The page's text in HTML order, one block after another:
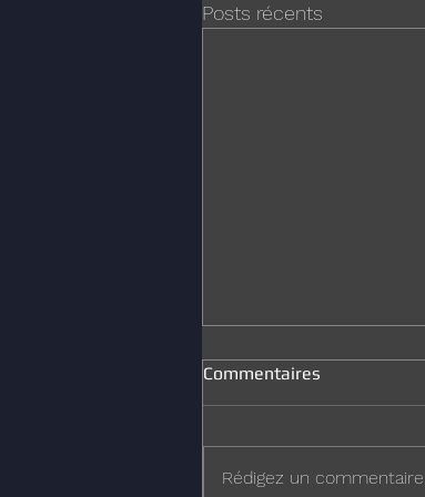
Posts récents
Joyeux Noël
Commentaires
Rédigez un commentaire...